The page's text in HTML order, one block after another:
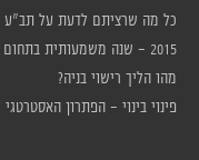
כל מה שרציתם לדעת על תב"ע 10038 בירושלים
2015 – שנה משמעותית בתחום התמ"א בירושלים
מהו הליך רישוי בניה?
פינוי בינוי – הפתרון